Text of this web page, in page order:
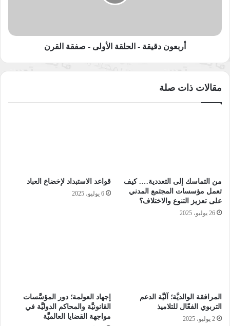
أربعون دقيقة - الحلقة الأولى - صفقة القرن
مقالات ذات صلة
من التماسك إلى التعددية…. كيف
تعمل مؤسسات المجتمع المدني
على تعزيز التنوع والاختلاف؟
26 يوليو، 2025
قواعد الاستبداد لإخضاع العباد
6 يوليو، 2025
المرافقة الوالديَّة؛ آليَّة الدعم
التربوي الفعّال للتلاميذ
2 يوليو، 2025
إجهاد العولمة؛ دور المؤسَّسات
القانونيَّة والمحاكم الدوليَّة في
مواجهة القضايا العالميَّة